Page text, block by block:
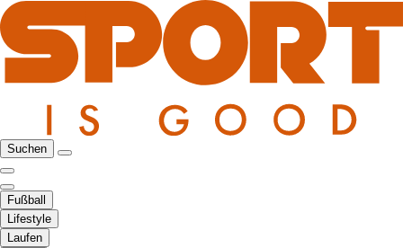
Suchen
Fußball
Lifestyle
Laufen